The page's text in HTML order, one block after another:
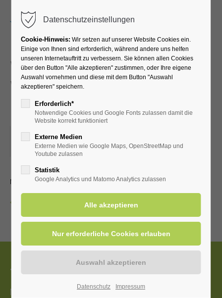
Walking und Nordic-
Walking für
Fortgeschrittene
23.12.2025, 09:00
ORT: EINGANG KURPARK (FAHRRADSTÄNDER)
mit dem LTV Aktiv Bad Westernkotten
Tourist-Information
Nordstraße 2b
Datenschutzeinstellungen
Cookie-Hinweis: Wir setzen auf unserer Website Cookies ein.
Einige von Ihnen sind erforderlich, während andere uns helfen
unseren Internetauftritt zu verbessern. Sie können allen Cookies
über den Button "Alle akzeptieren" zustimmen, oder Ihre eigene
Auswahl vornehmen und diese mit dem Button "Auswahl
akzeptieren" speichern.
Erforderlich*
Notwendige Cookies und Google Fonts zulassen damit die
Website korrekt funktioniert
Externe Medien
Externe Medien wie Google Maps, OpenStreetMap und
Youtube zulassen
Statistik
Google Analytics und Matomo Analytics zulassen
Datenschutz Impressum